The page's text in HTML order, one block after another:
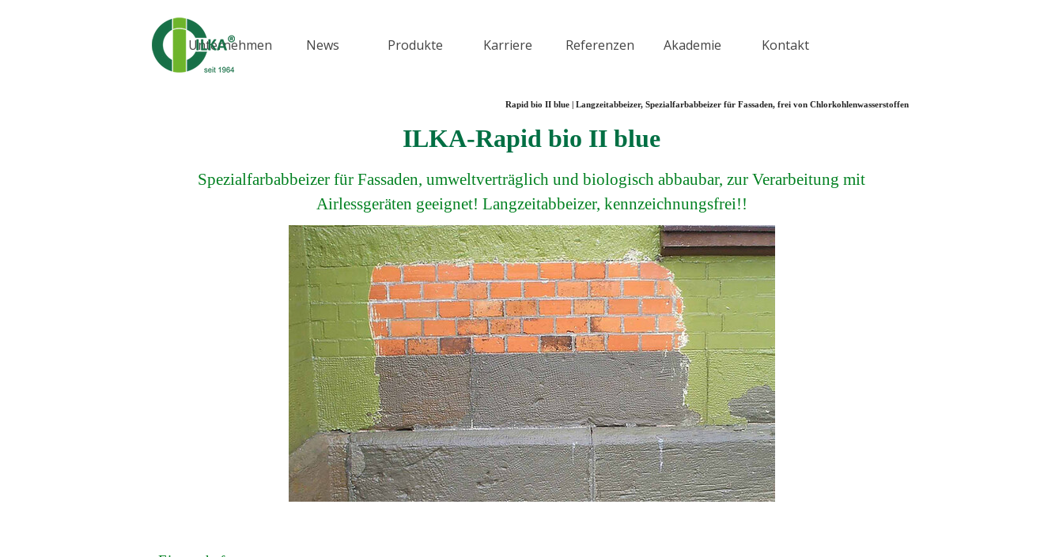
Menü überspringen
Unternehmen ▼
News ▼
Produkte ▼
Karriere Referenzen ▼
Akademie ▼
Kontakt
Rapid bio II blue | Langzeitabbeizer, Spezialfarbabbeizer für Fassaden, frei von Chlorkohlenwasserstoffen
ILKA-Rapid bio II blue
Spezialfarbabbeizer für Fassaden, umweltverträglich und biologisch abbaubar, zur Verarbeitung mit
Airlessgeräten geeignet! Langzeitabbeizer, kennzeichnungsfrei!!